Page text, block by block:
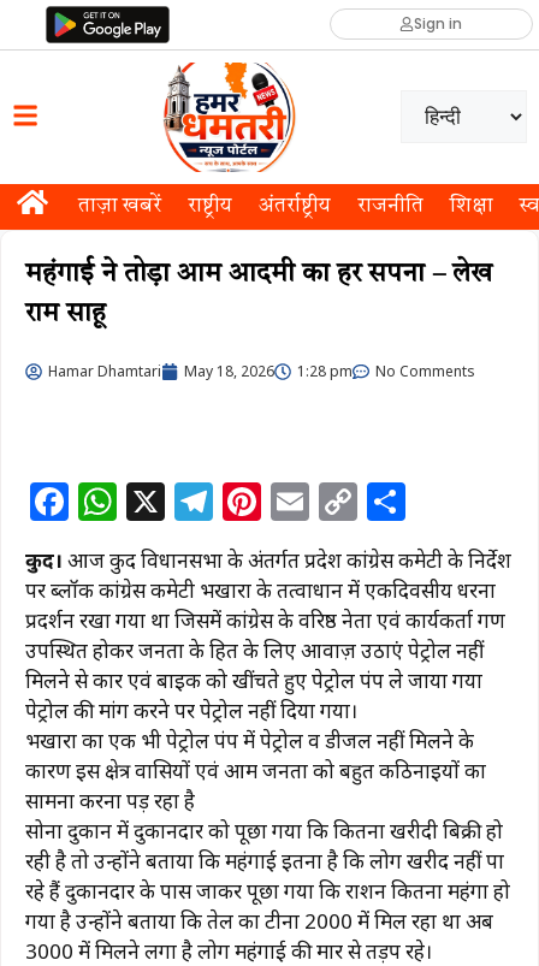
Sign in
ताज़ा खबरें राष्ट्रीय अंतर्राष्ट्रीय राजनीति शिक्षा
महंगाई ने तोड़ा आम आदमी का हर सपना – लेख
राम साहू
Hamar Dhamtari May 18, 2026 1:28 pm No Comments
F
a
c
e
b
o
o
k
W
h
at
s
A
p
p
X T
el
e
g
ra
m
Pi
n
te
re
st
E
m
ai
l
C
o
p
y
Li
n
k
h
ar
e
कुरूद। आज कुरूद विधानसभा के अंतर्गत प्रदेश कांग्रेस कमेटी के निर्देश
पर ब्लॉक कांग्रेस कमेटी भखारा के तत्वाधान में एकदिवसीय धरना
प्रदर्शन रखा गया था जिसमें कांग्रेस के वरिष्ठ नेता एवं कार्यकर्ता गण
उपस्थित होकर जनता के हित के लिए आवाज़ उठाएं पेट्रोल नहीं
मिलने से कार एवं बाइक को खींचते हुए पेट्रोल पंप ले जाया गया
पेट्रोल की मांग करने पर पेट्रोल नहीं दिया गया।
भखारा का एक भी पेट्रोल पंप में पेट्रोल व डीजल नहीं मिलने के
कारण इस क्षेत्र वासियों एवं आम जनता को बहुत कठिनाइयों का
सामना करना पड़ रहा है
सोना दुकान में दुकानदार को पूछा गया कि कितना खरीदी बिक्री हो
रही है तो उन्होंने बताया कि महंगाई इतना है कि लोग खरीद नहीं पा
रहे हैं दुकानदार के पास जाकर पूछा गया कि राशन कितना महंगा हो
गया है उन्होंने बताया कि तेल का टीना 2000 में मिल रहा था अब
3000 में मिलने लगा है लोग महंगाई की मार से तड़प रहे।